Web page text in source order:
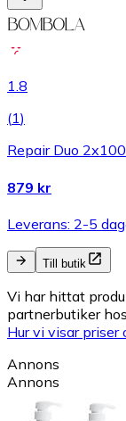
1.8
(1)
Repair Duo
879 kr
Leverans: 2-5
Till butik
Vi har hittat
partnerbutiker
Hur vi visar priser
Annons
Annons